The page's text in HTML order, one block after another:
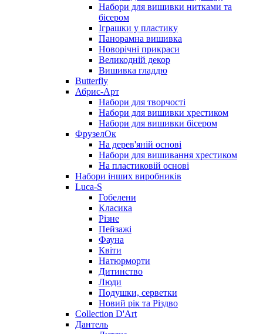
Набори для вишивки нитками та
бісером
Іграшки у пластику
Панорамна вишивка
Новорічні прикраси
Великодній декор
Вишивка гладдю
Butterfly
Абрис-Арт
Набори для творчості
Набори для вишивки хрестиком
Набори для вишивки бісером
ФрузелОк
На дерев'яній основі
Набори для вишивання хрестиком
На пластиковій основі
Набори інших виробників
Luca-S
Гобелени
Класика
Різне
Пейзажі
Фауна
Квіти
Натюрморти
Дитинство
Люди
Подушки, серветки
Новий рік та Різдво
Collection D'Art
Дантель